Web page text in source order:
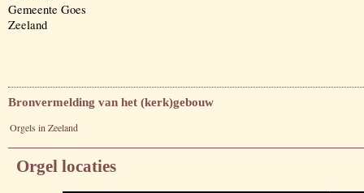
Gemeente Goes
Zeeland
Bronvermelding van het (kerk)gebouw
Orgels in Zeeland
Orgel locaties